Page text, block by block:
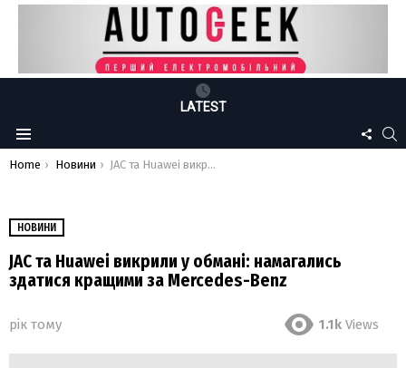
LATEST
Menu
US
You are here:
Home Новини JAC та Huawei викрили у обмані: намагались здатися кращими за Mercedes-Benz
НОВИНИ
JAC та Huawei викрили у обмані: намагались
здатися кращими за Mercedes-Benz
рік тому 1.1k Views